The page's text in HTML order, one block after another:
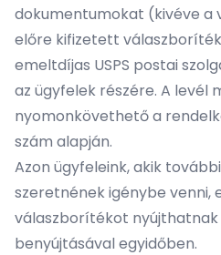
dokumentumokat (kivéve a
előre kifizetett
emeltdíjas USPS postai
az ügyfelek részére. A levél
nyomonkövethető a
szám alapján.
Azon ügyfeleink, akik
szeretnének igénybe venni,
válaszborítékot
benyújtásával egyidőben.